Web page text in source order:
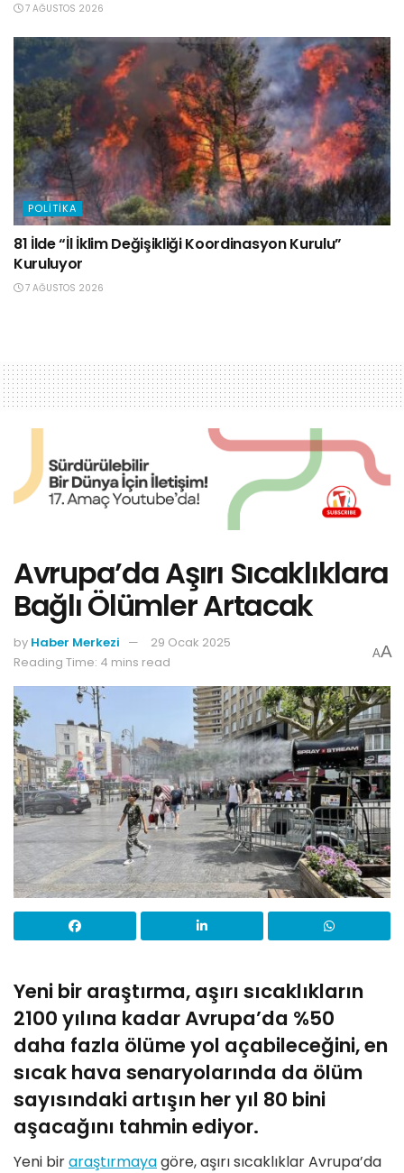
7 AĞUSTOS 2026
POLITIKA
81 İlde “İl İklim Değişikliği Koordinasyon Kurulu”
Kuruluyor
7 AĞUSTOS 2026
Avrupa’da Aşırı Sıcaklıklara
Bağlı Ölümler Artacak
by Haber Merkezi
29 Ocak 2025
Reading Time: 4 mins read
AA
Yeni bir araştırma, aşırı sıcaklıkların
2100 yılına kadar Avrupa’da %50
daha fazla ölüme yol açabileceğini, en
sıcak hava senaryolarında da ölüm
sayısındaki artışın her yıl 80 bini
aşacağını tahmin ediyor.
Yeni biraraştırmayagöre, aşırı sıcaklıklar Avrupa’da